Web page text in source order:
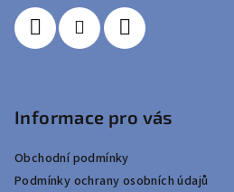
Informace pro vás
Obchodní podmínky
Podmínky ochrany osobních údajů